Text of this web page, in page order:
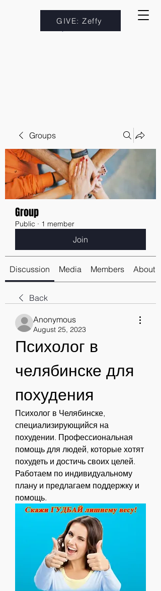
GIVE: Zeffy
Groups
Group
Public · 1 member
Join
Discussion Media Members About
Back
Anonymous
August 25, 2023
Психолог в
челябинске для
похудения
Психолог в Челябинске,
специализирующийся на
похудении. Профессиональная
помощь для людей, которые хотят
похудеть и достичь своих целей.
Работаем по индивидуальному
плану и предлагаем поддержку и
помощь.